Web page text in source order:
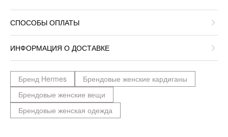
СПОСОБЫ ОПЛАТЫ
ИНФОРМАЦИЯ О ДОСТАВКЕ
Бренд Hermes
Брендовые женские кардиганы
Брендовые женские вещи
Брендовые женская одежда